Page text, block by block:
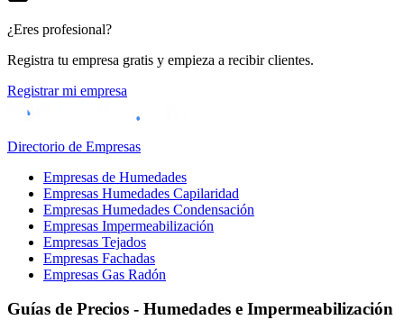
¿Eres profesional?
Registra tu empresa gratis y empieza a recibir clientes.
Registrar mi empresa
Directorio de Empresas
Empresas de Humedades
Empresas Humedades Capilaridad
Empresas Humedades Condensación
Empresas Impermeabilización
Empresas Tejados
Empresas Fachadas
Empresas Gas Radón
Guías de Precios - Humedades e Impermeabilización